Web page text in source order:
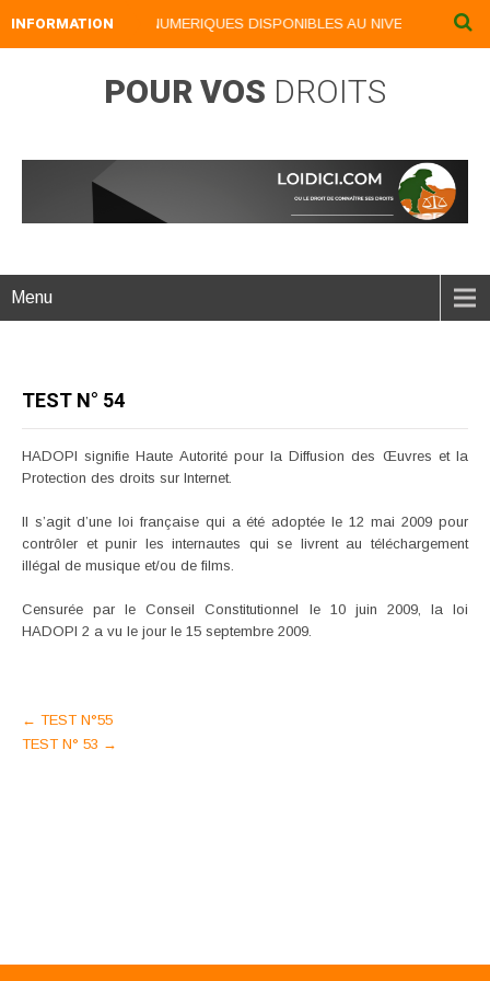
INFORMATION
NOS LIVRES NUMERIQUES DISPONIBLES AU NIVEAU DU
POUR VOS DROITS
Menu
TEST N° 54
HADOPI signifie Haute Autorité pour la Diffusion des Œuvres et la
Protection des droits sur Internet.
Il s’agit d’une loi française qui a été adoptée le 12 mai 2009 pour
contrôler et punir les internautes qui se livrent au téléchargement
illégal de musique et/ou de films.
Censurée par le Conseil Constitutionnel le 10 juin 2009, la loi
HADOPI 2 a vu le jour le 15 septembre 2009.
Post
navigation
← TEST N°55
TEST N° 53 →